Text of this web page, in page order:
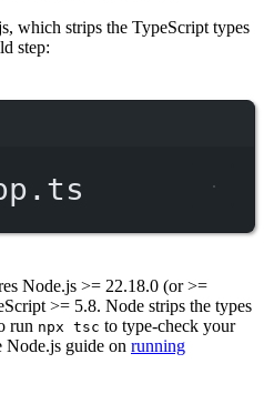
which strips the TypeScript types
step:
Node.js >= 22.18.0 (or >=
>= 5.8. Node strips the types
run npx tsc to type-check your
Node.js guide on running